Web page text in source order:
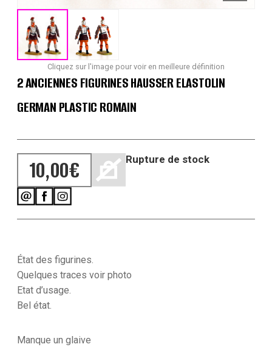
Cliquez sur l'image pour voir en meilleure définition
2 ANCIENNES FIGURINES HAUSSER ELASTOLIN
GERMAN PLASTIC ROMAIN
10,00€ Rupture de stock
État des figurines.
Quelques traces voir photo
Etat d’usage.
Bel état.
Manque un glaive